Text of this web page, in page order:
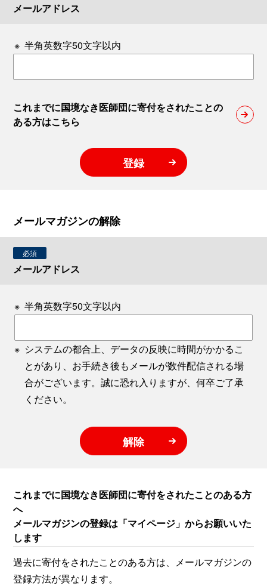
メールアドレス
※ 半角英数字50文字以内
これまでに国境なき医師団に寄付をされたことの
ある方はこちら
登録
メールマガジンの解除
必須
メールアドレス
※ 半角英数字50文字以内
※ システムの都合上、データの反映に時間がかかるこ
とがあり、お手続き後もメールが数件配信される場
合がございます。誠に恐れ入りますが、何卒ご了承
ください。
解除
これまでに国境なき医師団に寄付をされたことのある方
へ
メールマガジンの登録は「マイページ」からお願いいた
します
過去に寄付をされたことのある方は、メールマガジンの
登録方法が異なります。